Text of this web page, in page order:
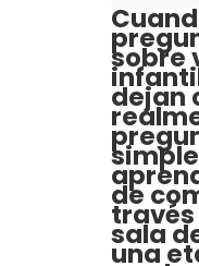
sobre
dejan
de
sala
una